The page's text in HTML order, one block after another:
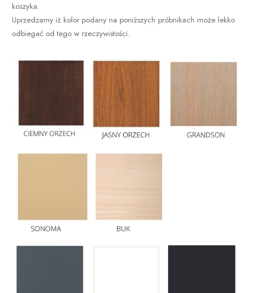
koszyka.
Uprzedzamy iż kolor podany na poniższych próbnikach może lekko
odbiegać od tego w rzeczywistości.